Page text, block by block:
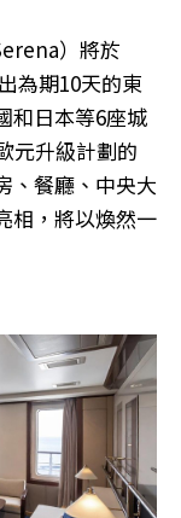
）將於
為期10天的東
和日本等6座城
元升級計劃的
、餐廳、中央大
相，將以煥然一